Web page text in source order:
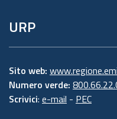
URP
Sito web:
Numero verde:
Scrivici: e-mail - PEC